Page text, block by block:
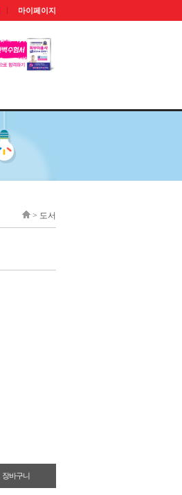
마이페이지
> 도서